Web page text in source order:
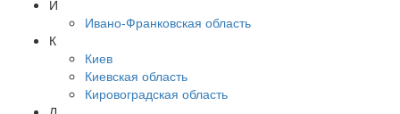
И
Ивано-Франковская область
К
Киев
Киевская область
Кировоградская область